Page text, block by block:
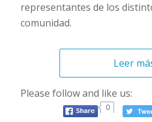
representantes de los
comunidad.
Leer
Please follow and like us:
0